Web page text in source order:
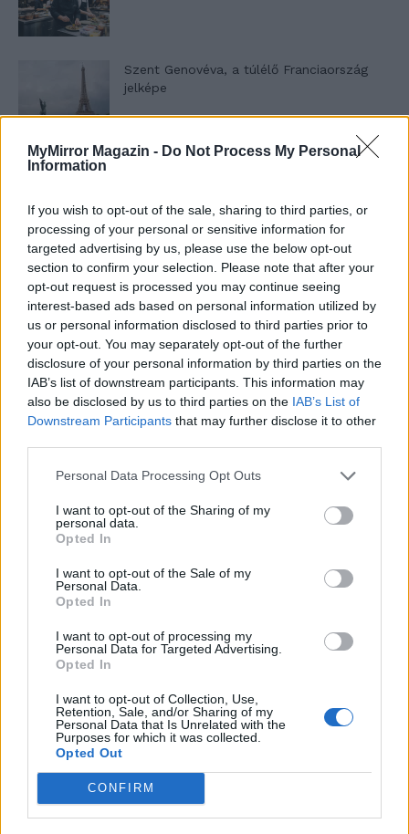
MyMirror Magazin - Do Not Process My Personal
Information
If you wish to opt-out of the sale, sharing to third parties, or
processing of your personal or sensitive information for
targeted advertising by us, please use the below opt-out
section to confirm your selection. Please note that after your
opt-out request is processed you may continue seeing
interest-based ads based on personal information utilized by
us or personal information disclosed to third parties prior to
your opt-out. You may separately opt-out of the further
disclosure of your personal information by third parties on the
IAB’s list of downstream participants. This information may
also be disclosed by us to third parties on the IAB’s List of
Downstream Participants that may further disclose it to other
Personal Data Processing Opt Outs
I want to opt-out of the Sharing of my
personal data.
Opted In
I want to opt-out of the Sale of my
Personal Data.
Opted In
I want to opt-out of processing my
Personal Data for Targeted Advertising.
Opted In
I want to opt-out of Collection, Use,
Retention, Sale, and/or Sharing of my
Personal Data that Is Unrelated with the
Purposes for which it was collected.
Opted Out
CONFIRM
Szent Genovéva, a túlélő Franciaország
jelképe
Minka 12. rész
Minka 11. rész
T. szereti a fiatal lányokat 14. rész
Pedig szóltam… – Miért nem hiszünk a
A legidegesítőbb kifejezések laza
gyűjteménye
Elyna Robbs: Adéle és az örökölt árnyak
A világ legismertebb ruhái